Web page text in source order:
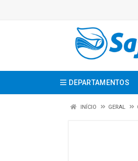
DEPARTAMENTOS
INÍCIO GERAL